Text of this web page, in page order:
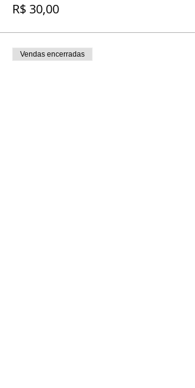
R$ 30,00
Vendas encerradas